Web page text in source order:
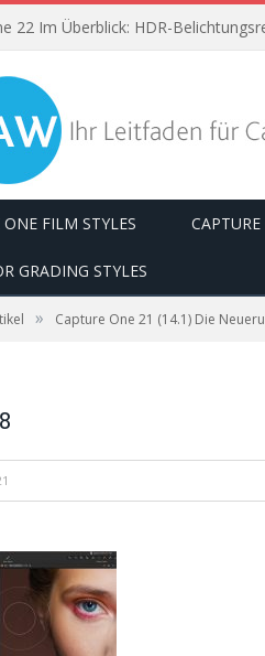
ONE FILM STYLES
GRADING STYLES
» Capture One 21 (14.1) Die